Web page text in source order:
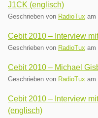
J1CK (englisch)
Geschrieben von RadioTux am
Cebit 2010 – Interview
Geschrieben von RadioTux am
Cebit 2010 – Michael
Geschrieben von RadioTux am
Cebit 2010 – Interview
(englisch)